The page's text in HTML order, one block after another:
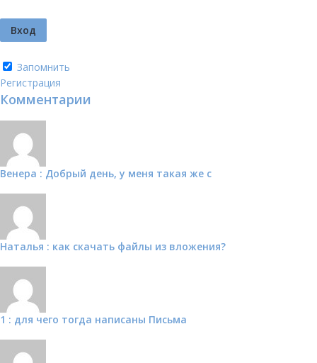
Запомнить
Регистрация
Комментарии
Венера : Добрый день, у меня такая же с
Наталья : как скачать файлы из вложения?
1 : для чего тогда написаны Письма